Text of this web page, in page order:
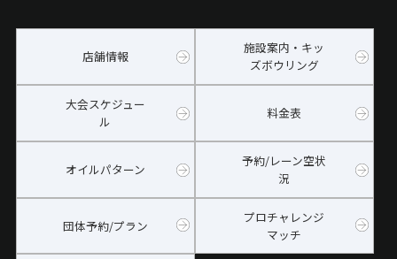
店舗情報
施設案内・キッ
ズボウリング
大会スケジュー
ル
料金表
オイルパターン
予約/レーン空状
況
団体予約/プラン
プロチャレンジ
マッチ